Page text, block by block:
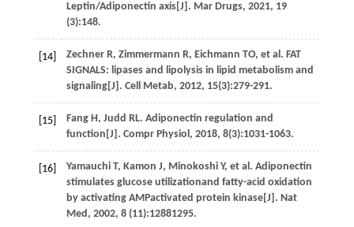
Leptin/Adiponectin axis[J]. Mar Drugs, 2021, 19
(3):148.
[14] Zechner R, Zimmermann R, Eichmann TO, et al. FAT
SIGNALS: lipases and lipolysis in lipid metabolism and
signaling[J]. Cell Metab, 2012, 15(3):279-291.
[15] Fang H, Judd RL. Adiponectin regulation and
function[J]. Compr Physiol, 2018, 8(3):1031-1063.
[16] Yamauchi T, Kamon J, Minokoshi Y, et al. Adiponectin
stimulates glucose utilizationand fatty-acid oxidation
by activating AMPactivated protein kinase[J]. Nat
Med, 2002, 8(11):12881295.